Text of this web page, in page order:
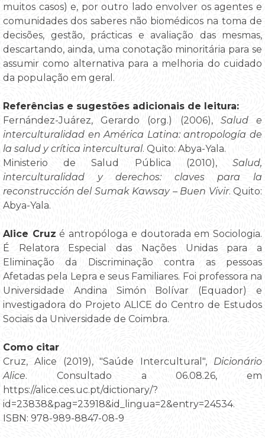
muitos casos) e, por outro lado envolver os agentes e
comunidades dos saberes não biomédicos na toma de
decisões, gestão, prácticas e avaliação das mesmas,
descartando, ainda, uma conotação minoritária para se
assumir como alternativa para a melhoria do cuidado
da população em geral.
Referências e sugestões adicionais de leitura:
Fernández-Juárez, Gerardo (org.) (2006), Salud e
interculturalidad en América Latina: antropología de
la salud y crítica intercultural. Quito: Abya-Yala.
Ministerio de Salud Pública (2010), Salud,
interculturalidad y derechos: claves para la
reconstrucción del Sumak Kawsay – Buen Vivir. Quito:
Abya-Yala.
Alice Cruz é antropóloga e doutorada em Sociologia.
É Relatora Especial das Nações Unidas para a
Eliminação da Discriminação contra as pessoas
Afetadas pela Lepra e seus Familiares. Foi professora na
Universidade Andina Simón Bolívar (Equador) e
investigadora do Projeto ALICE do Centro de Estudos
Sociais da Universidade de Coimbra.
Como citar
Cruz, Alice (2019), "Saúde Intercultural", Dicionário
Alice. Consultado a 06.08.26, em
https://alice.ces.uc.pt/dictionary/?
id=23838&pag=23918&id_lingua=2&entry=24534.
ISBN: 978-989-8847-08-9